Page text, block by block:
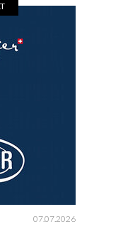
07.07.2026